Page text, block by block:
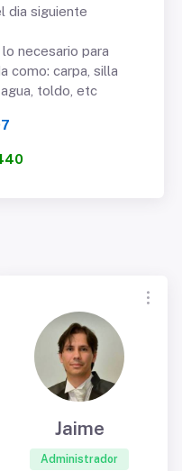
dia siguiente
necesario para
como: carpa, silla
toldo, etc
Jaime
Administrador